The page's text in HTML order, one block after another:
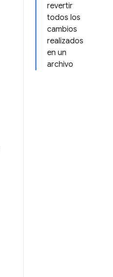
revertir
todos los
cambios
realizados
en un
archivo